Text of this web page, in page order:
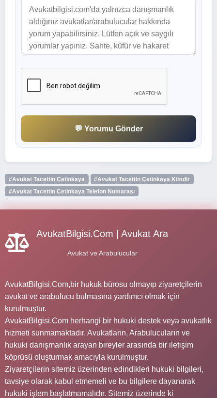
💬 Yorumu Gönder
#Avukat Tacettin Çetinkaya
#Avukat Tacettin Çetinkaya Kimdir
#Avukat Tacettin Çetinkaya Telefon Numarası
AvukatBilgisi.Com | Avukat Ara
Avukat ve Arabulucular
AvukatBilgisi.Com,bir hukuk bürosu olmayıp ziyaretçilerin
avukat ve arabulucu bulmasına yardımcı olmak için
kurulmuştur.
AvukatBilgisi.Com herhangi bir hukuki destek veya avukatlık
hizmeti sunmamaktadır. Avukatların, Arabulucuların ve
hukuki danışmanlık arayan bireyler arasında bir iletişim
köprüsü oluşturmak amacıyla kurulmuştur.
Ziyaretçilerin sitemiz üzerinden edindikleri hukuki bilgileri,
tavsiye olarak kabul etmemeli ve bu bilgilere dayanarak
hukuki işlem başlatmamalıdır. Sitemiz üzerinde ki